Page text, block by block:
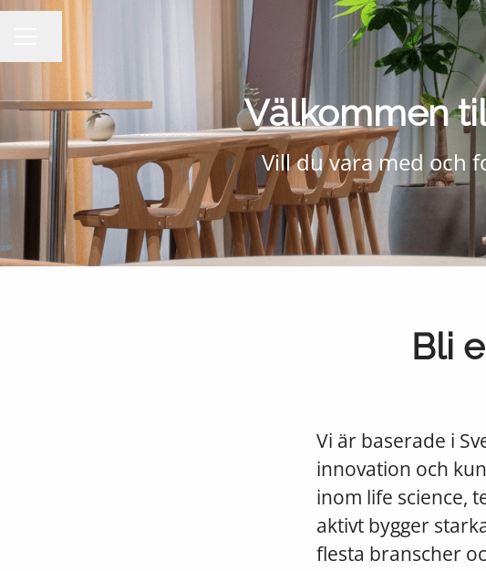
Välkommen
Vill du vara med och
Bli
Vi är baserade i
innovation och
inom life science,
aktivt bygger
flesta branscher